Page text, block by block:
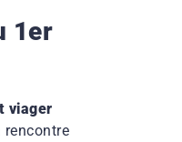
1er
viager
rencontre